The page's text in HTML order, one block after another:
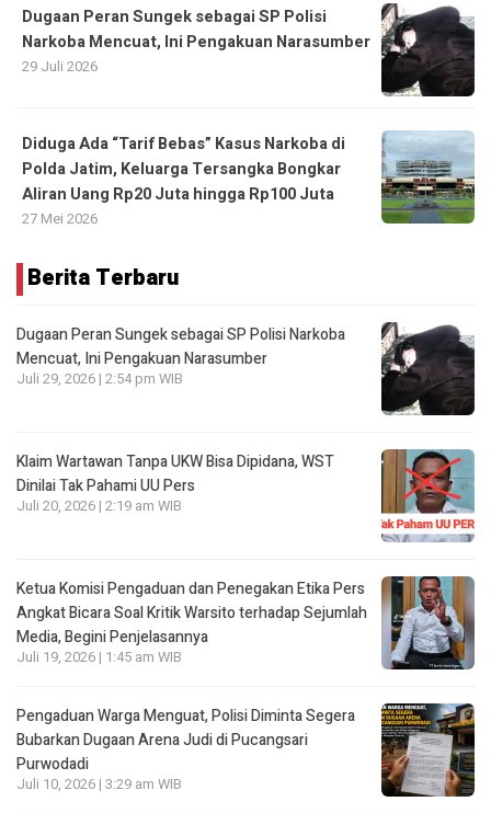
Dugaan Peran Sungek sebagai SP Polisi
Narkoba Mencuat, Ini Pengakuan Narasumber
29 Juli 2026
Diduga Ada “Tarif Bebas” Kasus Narkoba di
Polda Jatim, Keluarga Tersangka Bongkar
Aliran Uang Rp20 Juta hingga Rp100 Juta
27 Mei 2026
Berita Terbaru
Dugaan Peran Sungek sebagai SP Polisi Narkoba
Mencuat, Ini Pengakuan Narasumber
Juli 29, 2026 | 2:54 pm WIB
Klaim Wartawan Tanpa UKW Bisa Dipidana, WST
Dinilai Tak Pahami UU Pers
Juli 20, 2026 | 2:19 am WIB
Ketua Komisi Pengaduan dan Penegakan Etika Pers
Angkat Bicara Soal Kritik Warsito terhadap Sejumlah
Media, Begini Penjelasannya
Juli 19, 2026 | 1:45 am WIB
Pengaduan Warga Menguat, Polisi Diminta Segera
Bubarkan Dugaan Arena Judi di Pucangsari
Purwodadi
Juli 10, 2026 | 3:29 am WIB